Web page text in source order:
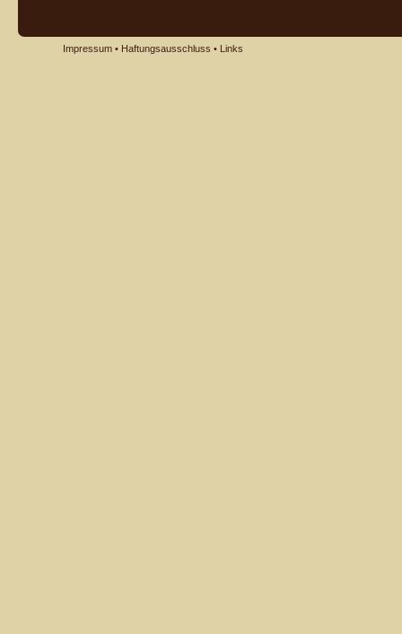
Impressum • Haftungsausschluss • Links